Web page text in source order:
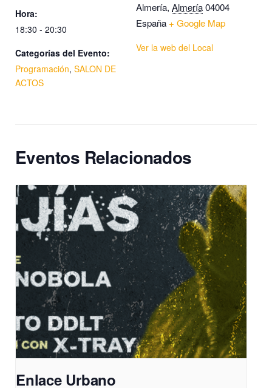
Hora:
18:30 - 20:30
Categorías del Evento:
Programación, SALON DE
ACTOS
Almería, Almería04004
España + Google Map
Ver la web del Local
Eventos Relacionados
Enlace Urbano